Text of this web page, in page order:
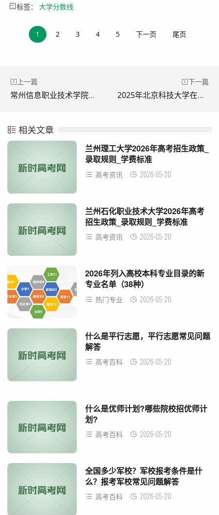
标签： 大学分数线
1 2 3 4 5 下一页 尾页
上一篇
常州信息职业技术学院升本最新消息
下一篇
2025年北京科技大学在北京分专业录取分数线汇总
相关文章
兰州理工大学2026年高考招生政策_
录取规则_学费标准
高考资讯 2026-05-20
兰州石化职业技术大学2026年高考
招生政策_录取规则_学费标准
高考资讯 2026-05-20
2026年列入高校本科专业目录的新
专业名单（38种）
热门专业 2026-05-20
什么是平行志愿，平行志愿常见问题
解答
高考百科 2026-05-20
什么是优师计划?哪些院校招优师计
划?
高考百科 2026-05-20
全国多少军校？军校报考条件是什
么？报考军校常见问题解答
高考百科 2026-05-20